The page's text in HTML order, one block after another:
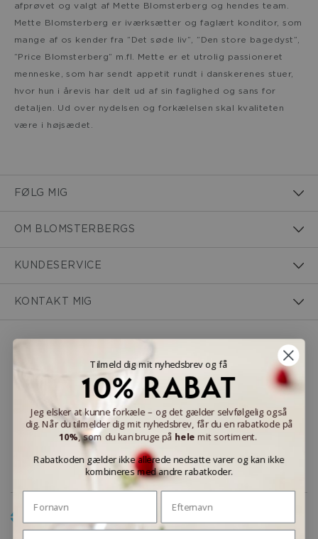
afprøvet og valgt af Mette Blomsterberg og hendes team.
Mette Blomsterberg er iværksætter og faglært konditor, som
mange af os kender fra ”Det søde liv”, ”Den store bagedyst”,
”Price Blomsterberg” m.fl. Mette er et utrolig passioneret
menneske, som har sendt appetit rundt i danskerenes stuer,
hvor hun i årevis har delt ud af sin faglighed og sans for
detaljen. Ud over nydelsen og forkælelsen skal kvaliteten
være i højsædet.
FØLG MIG
OM BLOMSTERBERGS
KUNDESERVICE
KONTAKT MIG
LEVERINGSMULIGHEDER
Tilmeld dig mit nyhedsbrev og få
10% RABAT
Jeg elsker at kunne forkæle – og det gælder selvfølgelig også
dig. Når du tilmelder dig mit nyhedsbrev, får du en rabatkode på
10%, som du kan bruge på hele mit sortiment.
Rabatkoden gælder ikke allerede nedsatte varer og kan ikke
kombineres med andre rabatkoder.